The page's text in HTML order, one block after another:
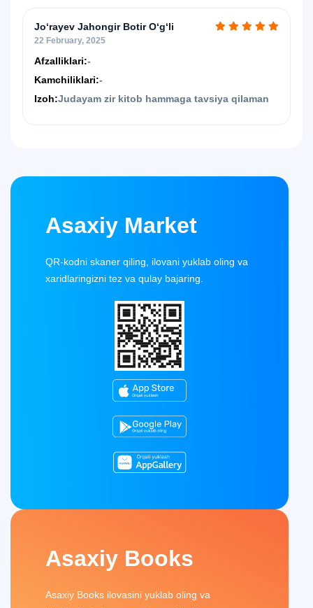
Jo‘rayev Jahongir Botir O‘g‘li
22 February, 2025
Afzalliklari:-
Kamchiliklari:-
Izoh:Judayam zir kitob hammaga tavsiya qilaman
Asaxiy Market
QR-kodni skaner qiling, ilovani yuklab oling va
xaridlaringizni tez va qulay bajaring.
Asaxiy Books
Asaxiy Books ilovasini yuklab oling va